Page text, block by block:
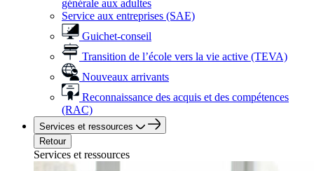
générale aux adultes
Service aux entreprises (SAE)
Guichet-conseil
Transition de l’école vers la vie active (TEVA)
Nouveaux arrivants
Reconnaissance des acquis et des compétences
(RAC)
Services et ressources
Retour
Services et ressources